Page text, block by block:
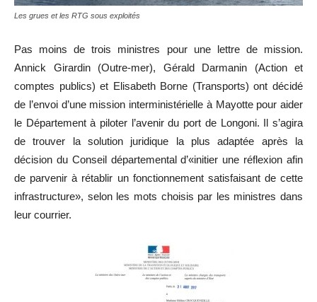
Les grues et les RTG sous exploités
Pas moins de trois ministres pour une lettre de mission.
Annick Girardin (Outre-mer), Gérald Darmanin (Action et
comptes publics) et Elisabeth Borne (Transports) ont décidé
de l’envoi d’une mission interministérielle à Mayotte pour aider
le Département à piloter l’avenir du port de Longoni. Il s’agira
de trouver la solution juridique la plus adaptée après la
décision du Conseil départemental d’«initier une réflexion afin
de parvenir à rétablir un fonctionnement satisfaisant de cette
infrastructure», selon les mots choisis par les ministres dans
leur courrier.